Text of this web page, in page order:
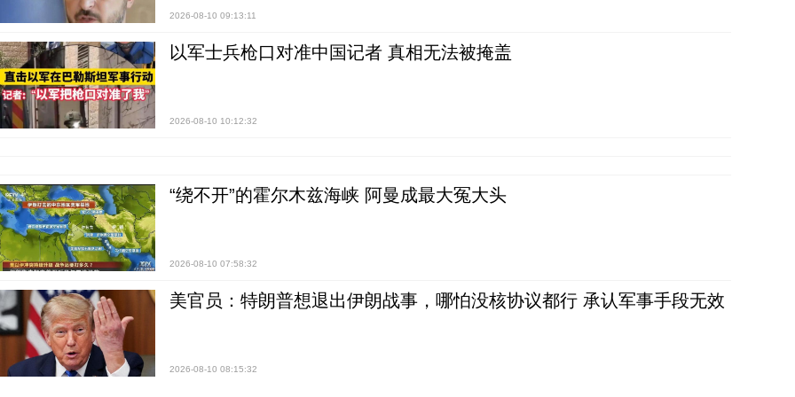
2026-08-10 09:13:11
以军士兵枪口对准中国记者 真相无法被掩盖
2026-08-10 10:12:32
“绕不开”的霍尔木兹海峡 阿曼成最大冤大头
2026-08-10 07:58:32
美官员：特朗普想退出伊朗战事，哪怕没核协议都行 承认军事手段无效
2026-08-10 08:15:32